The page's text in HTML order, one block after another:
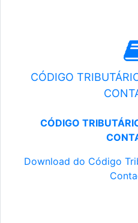
CÓDIGO
CÓDIGO
Download do Código